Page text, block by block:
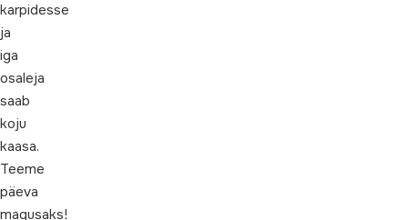
karpidesse
ja
iga
osaleja
saab
koju
kaasa.
Teeme
päeva
magusaks!